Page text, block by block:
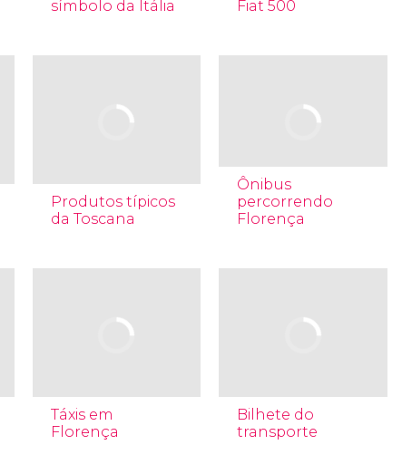
símbolo da Itália
Fiat 500
Produtos típicos
da Toscana
Ônibus
percorrendo
Florença
Táxis em
Florença
Bilhete do
transporte